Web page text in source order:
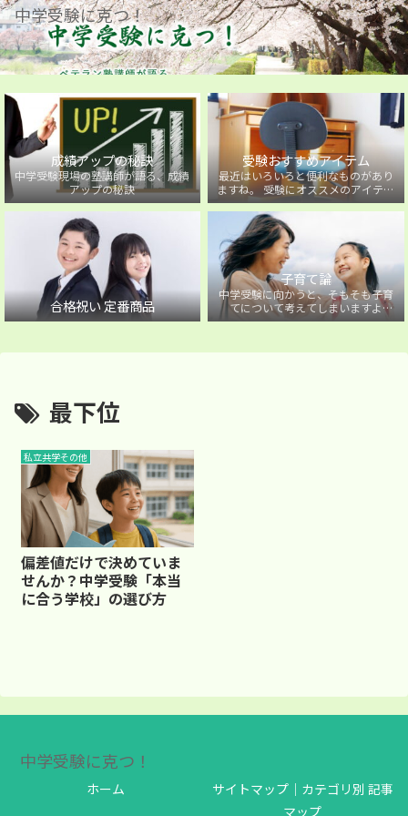
中学受験に克つ！
成績アップの秘訣
中学受験現場の塾講師が語る、成績
アップの秘訣
受験おすすめアイテム
最近はいろいろと便利なものがあり
ますね。 受験にオススメのアイテム
を紹介しています。
合格祝い 定番商品
子育て論
中学受験に向かうと、そもそも子育
てについて考えてしまいますよ
ね・・・。中学受験に向かうお子様
最下位
私立共学その他
偏差値だけで決めていま
せんか？中学受験「本当
に合う学校」の選び方
中学受験に克つ！
ホーム
サイトマップ｜カテゴリ別 記事
マップ